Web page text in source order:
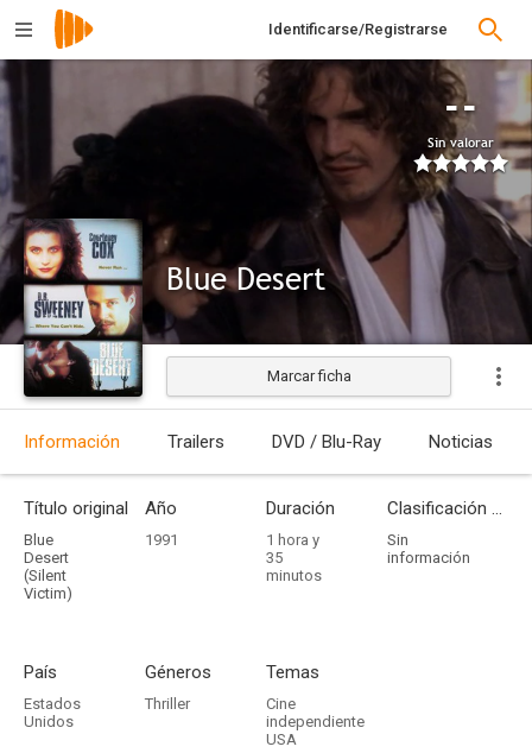
Identificarse/Registrarse
--
Sin valorar
Blue Desert
Estrenada
Marcar ficha
Información Trailers DVD / Blu-Ray Noticias
Título original
Blue
Desert
(Silent
Victim)
Año
1991
Duración
1 hora y
35
minutos
Clasificación por edades
Sin
información
País
Estados
Unidos
Géneros
Thriller
Temas
Cine
independiente
USA